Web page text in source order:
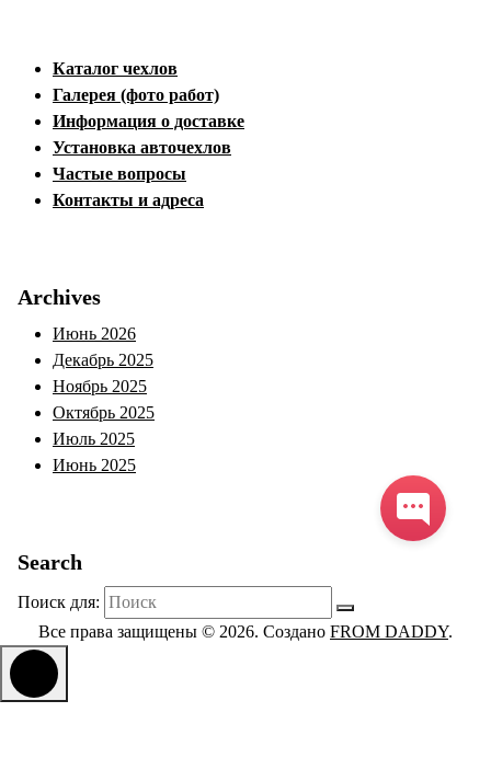
Каталог чехлов
Галерея (фото работ)
Информация о доставке
Установка авточехлов
Частые вопросы
Контакты и адреса
Archives
Июнь 2026
Декабрь 2025
Ноябрь 2025
Октябрь 2025
Июль 2025
Июнь 2025
Search
Поиск для:
Все права защищены © 2026. Создано FROM DADDY.